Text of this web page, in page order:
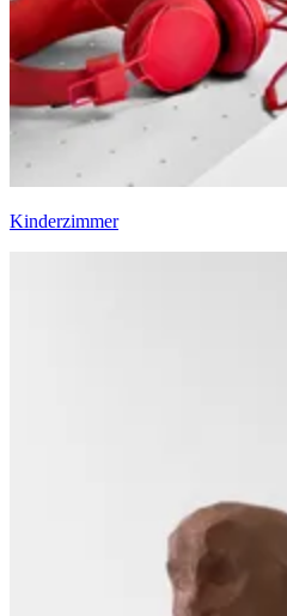
Kinderzimmer